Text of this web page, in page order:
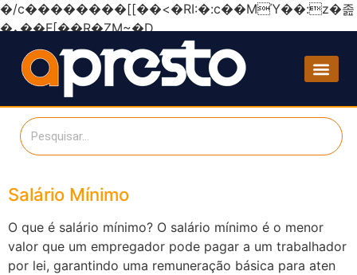
�/c��������[[��<�RI:�:c��MΎ��:z�졾
�ܢ��F[��R�ZM~�D
Salário Mínimo
O que é salário mínimo? O salário mínimo é o menor
valor que um empregador pode pagar a um trabalhador
por lei, garantindo uma remuneração básica para aten